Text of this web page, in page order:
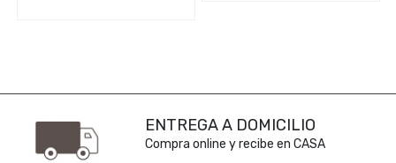
ENTREGA A DOMICILIO
Compra online y recibe en CASA